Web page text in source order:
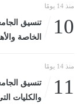
منذ 14 يومًا
10
الخاصة
منذ 14 يومًا
11
والكليات